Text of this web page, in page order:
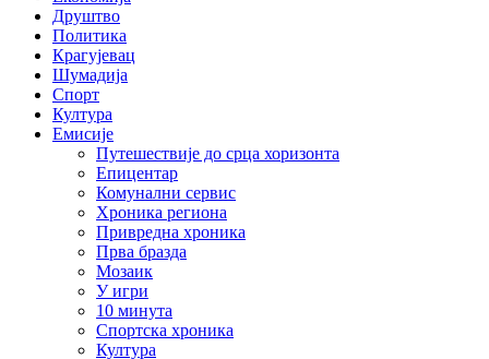
Друштво
Политика
Крагујевац
Шумадија
Спорт
Култура
Емисије
Путешествије до срца хоризонта
Епицентар
Комунални сервис
Хроника региона
Привредна хроника
Прва бразда
Мозаик
У игри
10 минута
Спортска хроника
Култура